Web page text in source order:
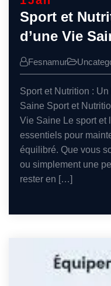
Sport et
d’une Vie
Fesnamur
Sport et Nutrition :
Saine Sport et
Vie Saine Le sport et
essentiels pour
équilibré. Que vous
ou simplement une
rester en […]